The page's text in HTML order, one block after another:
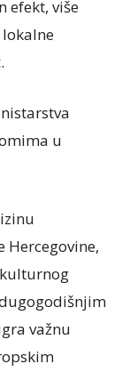
efekt, više
u
važnu